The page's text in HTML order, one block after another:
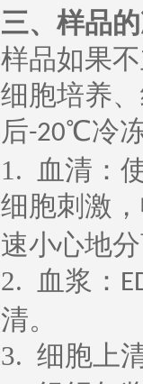
三、样品
样品如果
细胞培养
后-20℃冷
1.
血清：
细胞刺激
速小心地
2.
血浆：
清。
3. 细胞上